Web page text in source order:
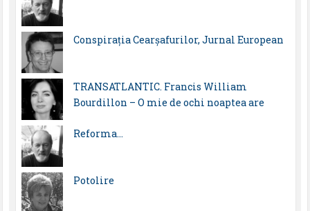
Conspirația Cearșafurilor, Jurnal European
TRANSATLANTIC. Francis William
Bourdillon – O mie de ochi noaptea are
Reforma…
Potolire